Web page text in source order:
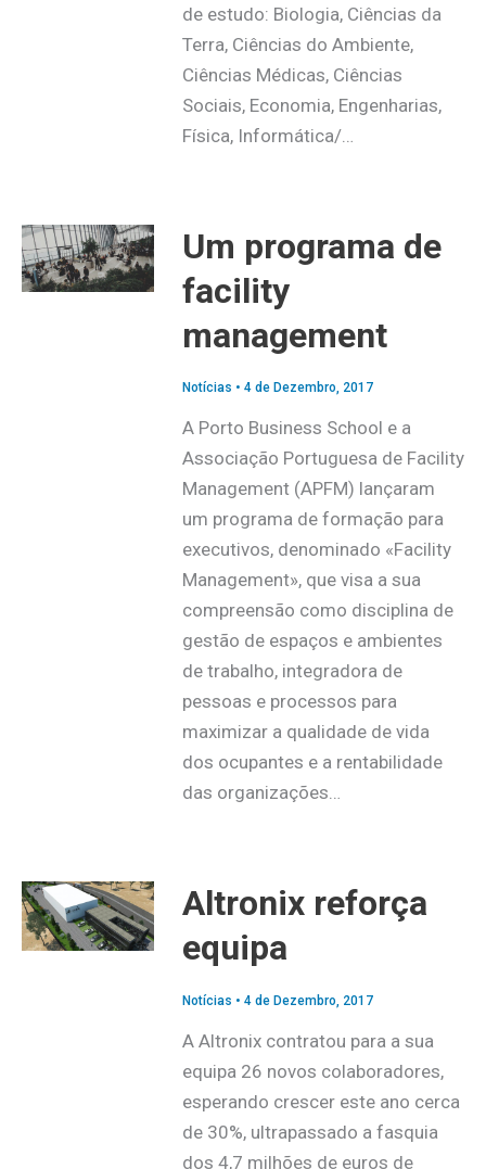
de estudo: Biologia, Ciências da
Terra, Ciências do Ambiente,
Ciências Médicas, Ciências
Sociais, Economia, Engenharias,
Física, Informática/…
Um programa de
facility
management
Notícias • 4 de Dezembro, 2017
A Porto Business School e a
Associação Portuguesa de Facility
Management (APFM) lançaram
um programa de formação para
executivos, denominado «Facility
Management», que visa a sua
compreensão como disciplina de
gestão de espaços e ambientes
de trabalho, integradora de
pessoas e processos para
maximizar a qualidade de vida
dos ocupantes e a rentabilidade
das organizações…
Altronix reforça
equipa
Notícias • 4 de Dezembro, 2017
A Altronix contratou para a sua
equipa 26 novos colaboradores,
esperando crescer este ano cerca
de 30%, ultrapassado a fasquia
dos 4,7 milhões de euros de